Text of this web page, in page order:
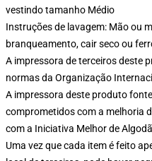
vestindo tamanho Médio
Instruções de lavagem: Mão ou
branqueamento, cair seco ou
A impressora de terceiros deste
normas da Organização
A impressora deste produto
comprometidos com a melhoria
com a Iniciativa Melhor de
Uma vez que cada item é feito